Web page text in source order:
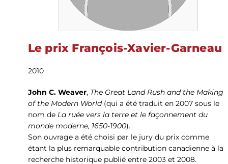
Le prix François-Xavier-Garneau
2010
John C. Weaver, The Great Land Rush and the Making
of the Modern World(qui a été traduit en 2007 sous le
nom de La ruée vers la terre et le façonnement du
monde moderne, 1650-1900).
Son ouvrage a été choisi par le jury du prix comme
étant la plus remarquable contribution canadienne à la
recherche historique publié entre 2003 et 2008.